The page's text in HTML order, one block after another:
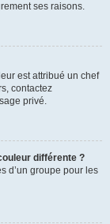
ses raisons.
est attribué un chef
contactez
privé.
différente ?
d’un groupe pour les